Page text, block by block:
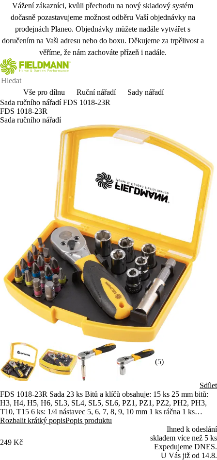
Vážení zákazníci, kvůli přechodu na nový skladový systém
dočasně pozastavujeme možnost odběru Vaší objednávky na
prodejnách Planeo. Objednávky můžete nadále vytvářet s
doručením na Vaši adresu nebo do boxu. Děkujeme za trpělivost a
věříme, že nám zachováte přízeň i nadále.
Vše pro dílnu Ruční nářadí
Sady nářadí
Sada ručního nářadí FDS 1018-23R
FDS 1018-23R
Sada ručního nářadí
(5)
Sdílet
FDS 1018-23R Sada 23 ks Bitů a klíčů obsahuje: 15 ks 25 mm bitů:
H3, H4, H5, H6, SL3, SL4, SL5, SL6, PZ1, PZ1, PZ2, PH2, PH3,
T10, T15 6 ks: 1/4 nástavec 5, 6, 7, 8, 9, 10 mm 1 ks ráčna 1 ks
nástavec
Rozbalit krátký popisPopis produktu
249 Kč
Ihned k odeslání
skladem více než 5 ks
Expedujeme DNES.
U Vás již od 14.8.